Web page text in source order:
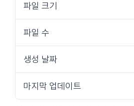
이벤트 & 세미나
블로그
파일 크기
파일 수
생성 날짜
마지막 업데이트